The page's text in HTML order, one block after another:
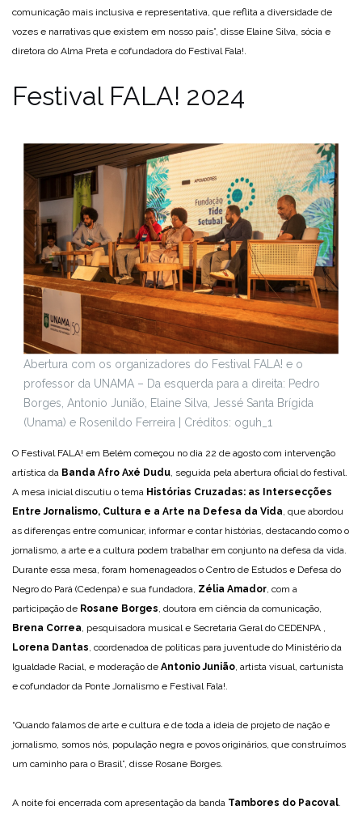
comunicação mais inclusiva e representativa, que reflita a diversidade de
vozes e narrativas que existem em nosso país”, disse Elaine Silva, sócia e
diretora do Alma Preta e cofundadora do Festival Fala!.
Festival FALA! 2024
Abertura com os organizadores do Festival FALA! e o
professor da UNAMA – Da esquerda para a direita: Pedro
Borges, Antonio Junião, Elaine Silva, Jessé Santa Brígida
(Unama) e Rosenildo Ferreira | Créditos: oguh_1
O Festival FALA! em Belém começou no dia 22 de agosto com intervenção
artística da Banda Afro Axé Dudu , seguida pela abertura oficial do festival.
A mesa inicial discutiu o tema Histórias Cruzadas: as Intersecções
Entre Jornalismo, Cultura e a Arte na Defesa da Vida , que abordou
as diferenças entre comunicar, informar e contar histórias, destacando como o
jornalismo, a arte e a cultura podem trabalhar em conjunto na defesa da vida.
Durante essa mesa, foram homenageados o Centro de Estudos e Defesa do
Negro do Pará (Cedenpa) e sua fundadora, Zélia Amador , com a
participação de Rosane Borges , doutora em ciência da comunicação,
Brena Correa , pesquisadora musical e Secretaria Geral do CEDENPA ,
Lorena Dantas , coordenadoa de politicas para juventude do Ministério da
Igualdade Racial, e moderação de Antonio Junião , artista visual, cartunista
e cofundador da Ponte Jornalismo e Festival Fala!.
“Quando falamos de arte e cultura e de toda a ideia de projeto de nação e
jornalismo, somos nós, população negra e povos originários, que construímos
um caminho para o Brasil”, disse Rosane Borges.
A noite foi encerrada com apresentação da banda Tambores do Pacoval